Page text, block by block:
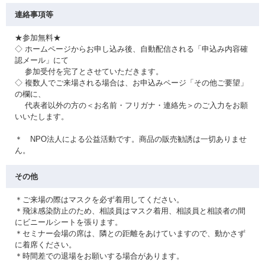
連絡事項等
★参加無料★
◇ ホームページからお申し込み後、自動配信される「申込み内容確
認メール」にて
参加受付を完了とさせていただきます。
◇ 複数人でご来場される場合は、お申込みページ「その他ご要望」
の欄に、
代表者以外の方の＜お名前・フリガナ・連絡先＞のご入力をお願
いいたします。
＊ NPO法人による公益活動です。商品の販売勧誘は一切ありませ
ん。
その他
＊ご来場の際はマスクを必ず着用してください。
＊飛沫感染防止のため、相談員はマスク着用、相談員と相談者の間
にビニールシートを張ります。
＊セミナー会場の席は、隣との距離をあけていますので、動かさず
に着席ください。
＊時間差での退場をお願いする場合があります。